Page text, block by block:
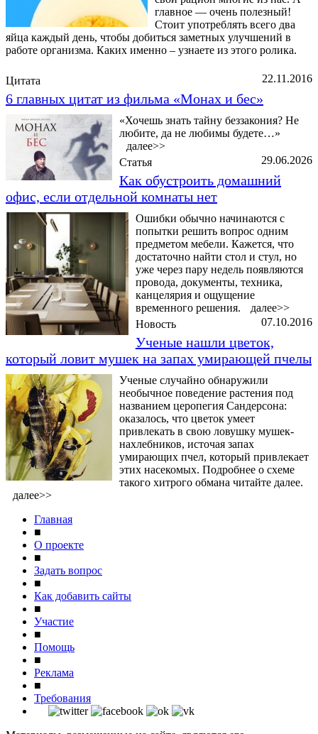
главное — очень полезный!
Стоит употреблять всего два
яйца каждый день, чтобы добиться заметных улучшений в
работе организма. Каких именно – узнаете из этого ролика.
22.11.2016
Цитата
6 главных цитат из фильма «Монах и бес»
«Хочешь знать тайну беззакония? Не
любите, да не любимы будете…»
далее>>
29.06.2026
Статья
Как обустроить домашний
офис, если отдельной комнаты нет
Ошибки обычно начинаются с
попытки решить вопрос одним
предметом мебели. Кажется, что
достаточно найти стол и стул, но
уже через пару недель появляются
провода, документы, техника,
канцелярия и ощущение
временного решения.
далее>>
07.10.2016
Новость
Ученые нашли цветок,
который ловит мушек на запах умирающей пчелы
Ученые случайно обнаружили
необычное поведение растения под
названием церопегия Сандерсона:
оказалось, что цветок умеет
привлекать в свою ловушку мушек-
нахлебников, источая запах
умирающих пчел, который привлекает
этих насекомых. Подробнее о схеме
такого хитрого обмана читайте далее.
далее>>
Главная
■
О проекте
■
Задать вопрос
■
Как добавить сайты
■
Участие
■
Помощь
■
Реклама
■
Требования